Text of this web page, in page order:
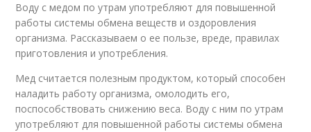
Воду с медом по утрам употребляют для повышенной
работы системы обмена веществ и оздоровления
организма. Рассказываем о ее пользе, вреде, правилах
приготовления и употребления.
Мед считается полезным продуктом, который способен
наладить работу организма, омолодить его,
поспособствовать снижению веса. Воду с ним по утрам
употребляют для повышенной работы системы обмена